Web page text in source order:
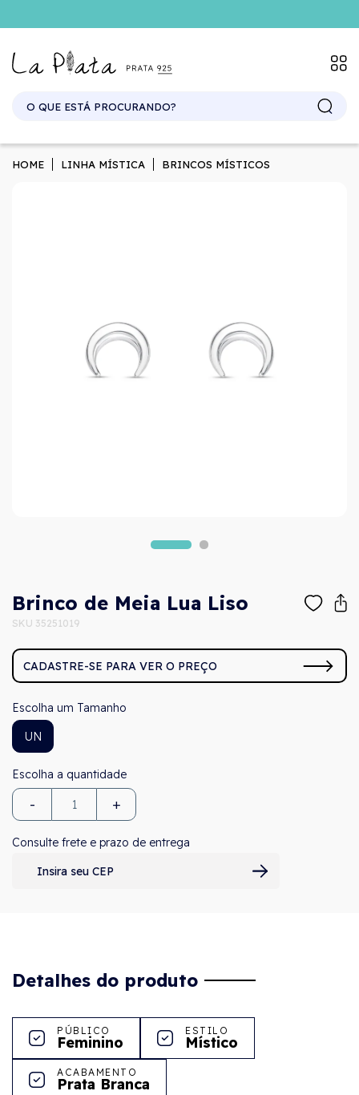
HOME LINHA MÍSTICA BRINCOS MÍSTICOS
Brinco de Meia Lua Liso
SKU 35251019
CADASTRE-SE PARA VER O PREÇO
Tamanho
UN
- +
Consulte frete e prazo de entrega
Detalhes do produto
PÚBLICO
Feminino
ESTILO
Místico
ACABAMENTO
Prata Branca